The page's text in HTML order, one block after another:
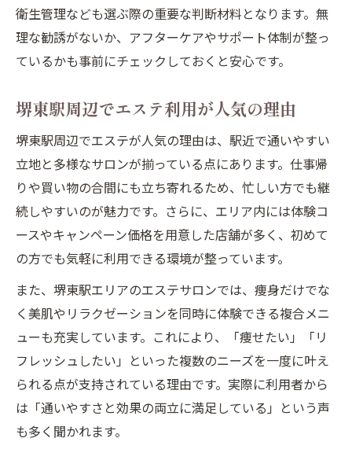
衛生管理なども選ぶ際の重要な判断材料となります。無
理な勧誘がないか、アフターケアやサポート体制が整っ
ているかも事前にチェックしておくと安心です。
堺東駅周辺でエステ利用が人気の理由
堺東駅周辺でエステが人気の理由は、駅近で通いやすい
立地と多様なサロンが揃っている点にあります。仕事帰
りや買い物の合間にも立ち寄れるため、忙しい方でも継
続しやすいのが魅力です。さらに、エリア内には体験コ
ースやキャンペーン価格を用意した店舗が多く、初めて
の方でも気軽に利用できる環境が整っています。
また、堺東駅エリアのエステサロンでは、痩身だけでな
く美肌やリラクゼーションを同時に体験できる複合メニ
ューも充実しています。これにより、「痩せたい」「リ
フレッシュしたい」といった複数のニーズを一度に叶え
られる点が支持されている理由です。実際に利用者から
は「通いやすさと効果の両立に満足している」という声
も多く聞かれます。